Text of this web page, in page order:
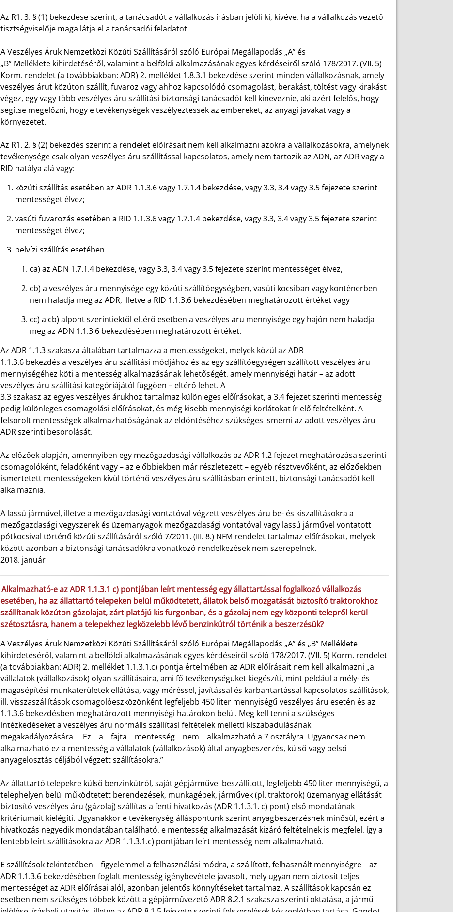
Az R1. 3. § (1) bekezdése szerint, a tanácsadót a vállalkozás írásban jelöli ki, kivéve, ha a vállalkozás vezető
tisztségviselője maga látja el a tanácsadói feladatot.
A Veszélyes Áruk Nemzetközi Közúti Szállításáról szóló Európai Megállapodás „A” és
„B” Melléklete kihirdetéséről, valamint a belföldi alkalmazásának egyes kérdéseiről szóló 178/2017. (VII. 5)
Korm. rendelet (a továbbiakban: ADR) 2. melléklet 1.8.3.1 bekezdése szerint minden vállalkozásnak, amely
veszélyes árut közúton szállít, fuvaroz vagy ahhoz kapcsolódó csomagolást, berakást, töltést vagy kirakást
végez, egy vagy több veszélyes áru szállítási biztonsági tanácsadót kell kineveznie, aki azért felelős, hogy
segítse megelőzni, hogy e tevékenységek veszélyeztessék az embereket, az anyagi javakat vagy a
környezetet.
Az R1. 2. § (2) bekezdés szerint a rendelet előírásait nem kell alkalmazni azokra a vállalkozásokra, amelynek
tevékenysége csak olyan veszélyes áru szállítással kapcsolatos, amely nem tartozik az ADN, az ADR vagy a
RID hatálya alá vagy:
közúti szállítás esetében az ADR 1.1.3.6 vagy 1.7.1.4 bekezdése, vagy 3.3, 3.4 vagy 3.5 fejezete szerint
mentességet élvez;
vasúti fuvarozás esetében a RID 1.1.3.6 vagy 1.7.1.4 bekezdése, vagy 3.3, 3.4 vagy 3.5 fejezete szerint
mentességet élvez;
belvízi szállítás esetében
ca) az ADN 1.7.1.4 bekezdése, vagy 3.3, 3.4 vagy 3.5 fejezete szerint mentességet élvez,
cb) a veszélyes áru mennyisége egy közúti szállítóegységben, vasúti kocsiban vagy konténerben
nem haladja meg az ADR, illetve a RID 1.1.3.6 bekezdésében meghatározott értéket vagy
cc) a cb) alpont szerintiektől eltérő esetben a veszélyes áru mennyisége egy hajón nem haladja
meg az ADN 1.1.3.6 bekezdésében meghatározott értéket.
Az ADR 1.1.3 szakasza általában tartalmazza a mentességeket, melyek közül az ADR
1.1.3.6 bekezdés a veszélyes áru szállítási módjához és az egy szállítóegységen szállított veszélyes áru
mennyiségéhez köti a mentesség alkalmazásának lehetőségét, amely mennyiségi határ – az adott
veszélyes áru szállítási kategóriájától függően – eltérő lehet. A
3.3 szakasz az egyes veszélyes árukhoz tartalmaz különleges előírásokat, a 3.4 fejezet szerinti mentesség
pedig különleges csomagolási előírásokat, és még kisebb mennyiségi korlátokat ír elő feltételként. A
felsorolt mentességek alkalmazhatóságának az eldöntéséhez szükséges ismerni az adott veszélyes áru
ADR szerinti besorolását.
Az előzőek alapján, amennyiben egy mezőgazdasági vállalkozás az ADR 1.2 fejezet meghatározása szerinti
csomagolóként, feladóként vagy – az előbbiekben már részletezett – egyéb résztvevőként, az előzőekben
ismertetett mentességeken kívül történő veszélyes áru szállításban érintett, biztonsági tanácsadót kell
alkalmaznia.
A lassú járművel, illetve a mezőgazdasági vontatóval végzett veszélyes áru be- és kiszállításokra a
mezőgazdasági vegyszerek és üzemanyagok mezőgazdasági vontatóval vagy lassú járművel vontatott
pótkocsival történő közúti szállításáról szóló 7/2011. (III. 8.) NFM rendelet tartalmaz előírásokat, melyek
között azonban a biztonsági tanácsadókra vonatkozó rendelkezések nem szerepelnek.
2018. január
Alkalmazható-e az ADR 1.1.3.1 c) pontjában leírt mentesség egy állattartással foglalkozó vállalkozás
esetében, ha az állattartó telepeken belül működtetett, állatok belső mozgatását biztosító traktorokhoz
szállítanak közúton gázolajat, zárt platójú kis furgonban, és a gázolaj nem egy központi telepről kerül
szétosztásra, hanem a telepekhez legközelebb lévő benzinkútról történik a beszerzésük?
A Veszélyes Áruk Nemzetközi Közúti Szállításáról szóló Európai Megállapodás „A” és „B” Melléklete
kihirdetéséről, valamint a belföldi alkalmazásának egyes kérdéseiről szóló 178/2017. (VII. 5) Korm. rendelet
(a továbbiakban: ADR) 2. melléklet 1.1.3.1.c) pontja értelmében az ADR előírásait nem kell alkalmazni „a
vállalatok (vállalkozások) olyan szállításaira, ami fő tevékenységüket kiegészíti, mint például a mély- és
magasépítési munkaterületek ellátása, vagy méréssel, javítással és karbantartással kapcsolatos szállítások,
ill. visszaszállítások csomagolóeszközönként legfeljebb 450 liter mennyiségű veszélyes áru esetén és az
1.1.3.6 bekezdésben meghatározott mennyiségi határokon belül. Meg kell tenni a szükséges
intézkedéseket a veszélyes áru normális szállítási feltételek melletti kiszabadulásának
megakadályozására. Ez a fajta mentesség nem alkalmazható a 7 osztályra. Ugyancsak nem
alkalmazható ez a mentesség a vállalatok (vállalkozások) által anyagbeszerzés, külső vagy belső
anyagelosztás céljából végzett szállításokra.”
Az állattartó telepekre külső benzinkútról, saját gépjárművel beszállított, legfeljebb 450 liter mennyiségű, a
telephelyen belül működtetett berendezések, munkagépek, járművek (pl. traktorok) üzemanyag ellátását
biztosító veszélyes áru (gázolaj) szállítás a fenti hivatkozás (ADR 1.1.3.1. c) pont) első mondatának
kritériumait kielégíti. Ugyanakkor e tevékenység álláspontunk szerint anyagbeszerzésnek minősül, ezért a
hivatkozás negyedik mondatában található, e mentesség alkalmazását kizáró feltételnek is megfelel, így a
fentebb leírt szállításokra az ADR 1.1.3.1.c) pontjában leírt mentesség nem alkalmazható.
E szállítások tekintetében – figyelemmel a felhasználási módra, a szállított, felhasznált mennyiségre – az
ADR 1.1.3.6 bekezdésében foglalt mentesség igénybevétele javasolt, mely ugyan nem biztosít teljes
mentességet az ADR előírásai alól, azonban jelentős könnyítéseket tartalmaz. A szállítások kapcsán ez
esetben nem szükséges többek között a gépjárművezető ADR 8.2.1 szakasza szerinti oktatása, a jármű